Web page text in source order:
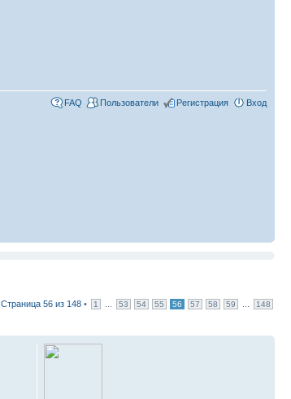
FAQ Пользователи Регистрация Вход
Страница 56 из 148 • 1 53 54 55 56 57 58 59 148